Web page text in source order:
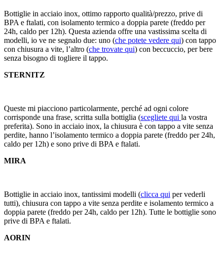
Bottiglie in acciaio inox, ottimo rapporto qualità/prezzo, prive di
BPA e ftalati, con isolamento termico a doppia parete (freddo per
24h, caldo per 12h). Questa azienda offre una vastissima scelta di
modelli, io ve ne segnalo due: uno (che potete vedere qui) con tappo
con chiusura a vite, l’altro (che trovate qui) con beccuccio, per bere
senza bisogno di togliere il tappo.
STERNITZ
Queste mi piacciono particolarmente, perché ad ogni colore
corrisponde una frase, scritta sulla bottiglia (scegliete qui la vostra
preferita). Sono in acciaio inox, la chiusura è con tappo a vite senza
perdite, hanno l’isolamento termico a doppia parete (freddo per 24h,
caldo per 12h) e sono prive di BPA e ftalati.
MIRA
Bottiglie in acciaio inox, tantissimi modelli (clicca qui per vederli
tutti), chiusura con tappo a vite senza perdite e isolamento termico a
doppia parete (freddo per 24h, caldo per 12h). Tutte le bottiglie sono
prive di BPA e ftalati.
AORIN